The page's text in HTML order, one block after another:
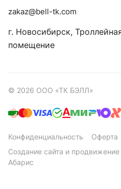
zakaz@bell-tk.com
г. Новосибирск,
помещение
© 2026 ООО «ТК БЭЛЛ»
Конфиденциальность
Оферта
Создание сайта и продвижение
Абарис